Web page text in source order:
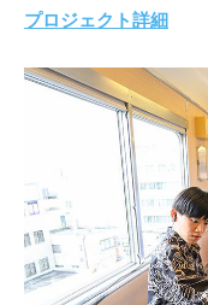
プロジェクト詳細